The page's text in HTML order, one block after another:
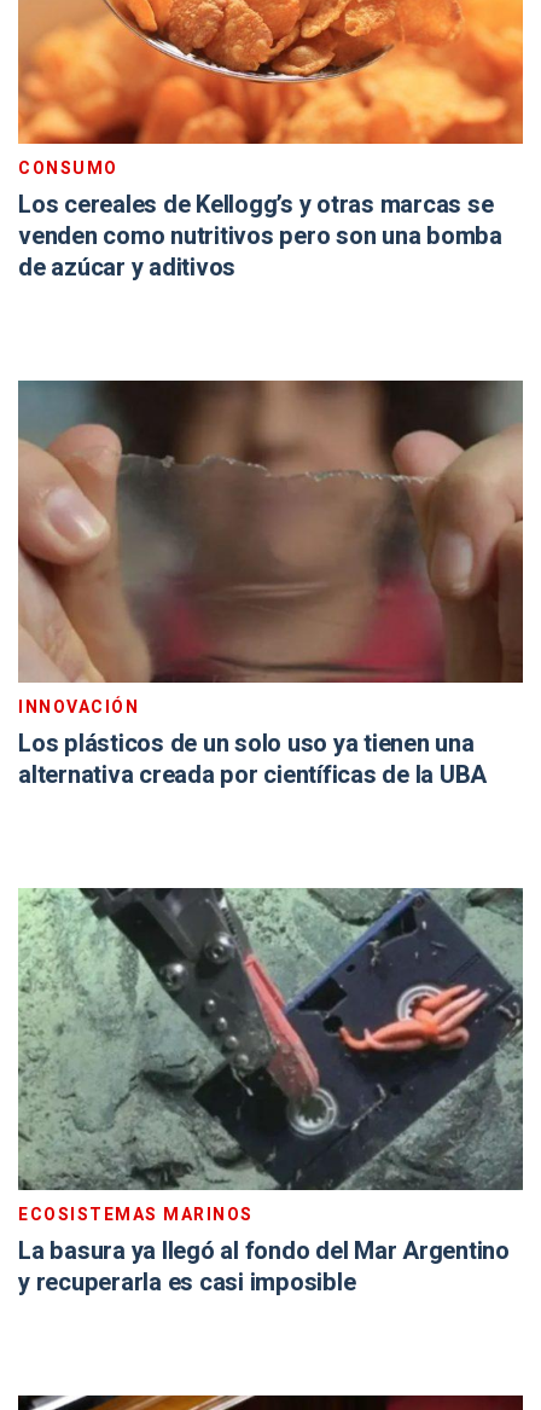
CONSUMO
Los cereales de Kellogg’s y otras marcas se
venden como nutritivos pero son una bomba
de azúcar y aditivos
INNOVACIÓN
Los plásticos de un solo uso ya tienen una
alternativa creada por científicas de la UBA
ECOSISTEMAS MARINOS
La basura ya llegó al fondo del Mar Argentino
y recuperarla es casi imposible